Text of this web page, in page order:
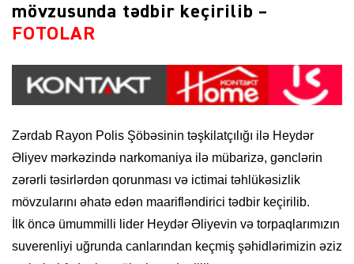
mövzusunda tədbir keçirilib –
FOTOLAR
Zərdab Rayon Polis Şöbəsinin təşkilatçılığı ilə Heydər
Əliyev mərkəzində narkomaniya ilə mübarizə, gənclərin
zərərli təsirlərdən qorunması və ictimai təhlükəsizlik
mövzularını əhatə edən maarifləndirici tədbir keçirilib.
İlk öncə ümummilli lider Heydər Əliyevin və torpaqlarımızın
suverenliyi uğrunda canlarından keçmiş şəhidlərimizin əziz